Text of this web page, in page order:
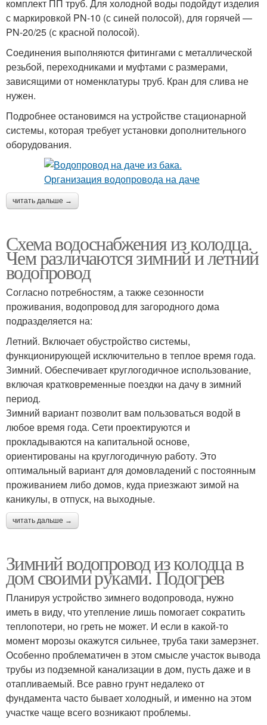
комплект ПП труб. Для холодной воды подойдут изделия
с маркировкой PN-10 (с синей полосой), для горячей —
PN-20/25 (с красной полосой).
Соединения выполняются фитингами с металлической
резьбой, переходниками и муфтами с размерами,
зависящими от номенклатуры труб. Кран для слива не
нужен.
Подробнее остановимся на устройстве стационарной
системы, которая требует установки дополнительного
оборудования.
читать дальше →
Схема водоснабжения из колодца.
Чем различаются зимний и летний
водопровод
Согласно потребностям, а также сезонности
проживания, водопровод для загородного дома
подразделяется на:
Летний. Включает обустройство системы,
функционирующей исключительно в теплое время года.
Зимний. Обеспечивает круглогодичное использование,
включая кратковременные поездки на дачу в зимний
период.
Зимний вариант позволит вам пользоваться водой в
любое время года. Сети проектируются и
прокладываются на капитальной основе,
ориентированы на круглогодичную работу. Это
оптимальный вариант для домовладений с постоянным
проживанием либо домов, куда приезжают зимой на
каникулы, в отпуск, на выходные.
читать дальше →
Зимний водопровод из колодца в
дом своими руками. Подогрев
Планируя устройство зимнего водопровода, нужно
иметь в виду, что утепление лишь помогает сократить
теплопотери, но греть не может. И если в какой-то
момент морозы окажутся сильнее, труба таки замерзнет.
Особенно проблематичен в этом смысле участок вывода
трубы из подземной канализации в дом, пусть даже и в
отапливаемый. Все равно грунт недалеко от
фундамента часто бывает холодный, и именно на этом
участке чаще всего возникают проблемы.